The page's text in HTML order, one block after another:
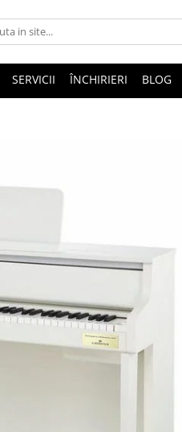
SERVICII ÎNCHIRIERI BLOG